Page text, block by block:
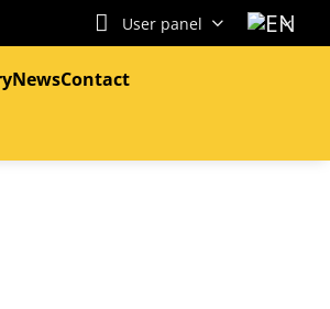
User panel
NewsContact